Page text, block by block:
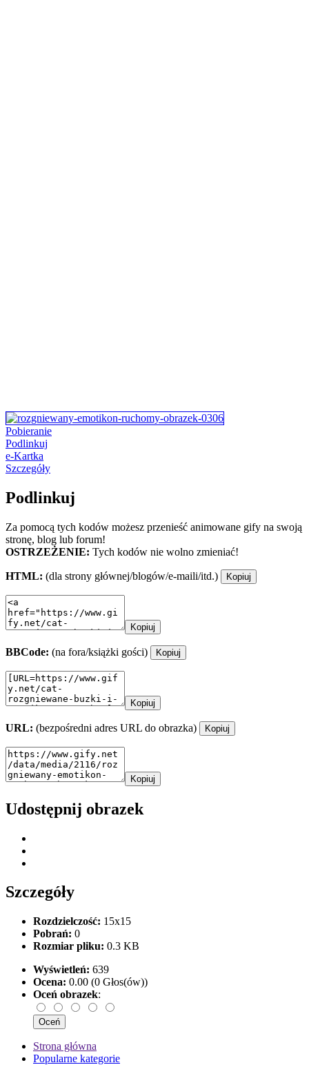
Pobieranie
Podlinkuj
e-Kartka
Szczegóły
Podlinkuj
Za pomocą tych kodów możesz przenieść animowane gify na swoją
stronę, blog lub forum!
OSTRZEŻENIE: Tych kodów nie wolno zmieniać!
HTML: (dla strony głównej/blogów/e-maili/itd.) Kopiuj
Kopiuj
BBCode: (na fora/książki gości) Kopiuj
Kopiuj
URL: (bezpośredni adres URL do obrazka) Kopiuj
Kopiuj
Udostępnij obrazek
Szczegóły
Rozdzielczość: 15x15
Pobrań: 0
Rozmiar pliku: 0.3 KB
Wyświetleń: 639
Ocena: 0.00 (0 Głos(ów))
Oceń obrazek:
Strona główna
Popularne kategorie